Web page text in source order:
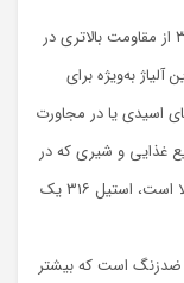
استیل ۳۱۶ نسبت به استیل ۳۰۴ از مقاومت بالاتری در
به‌ویژه برای
اسیدی یا در مجاورت
غذایی و شیری که در
آن‌ها احتمال آلودگی و تغییرات شیمیایی بالا است، استیل ۳۱۶ یک
ضدزنگ است که بیشتر